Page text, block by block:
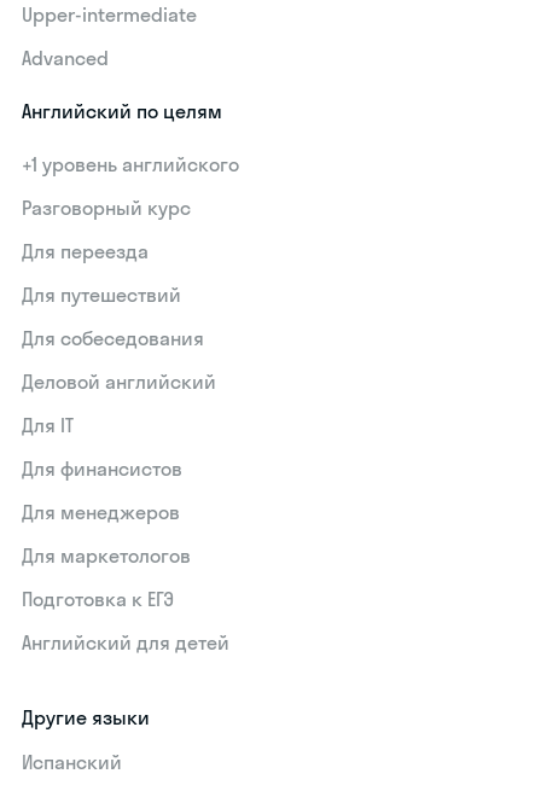
Upper-intermediate
Advanced
Английский по целям
+1 уровень английского
Разговорный курс
Для переезда
Для путешествий
Для собеседования
Деловой английский
Для IT
Для финансистов
Для менеджеров
Для маркетологов
Подготовка к ЕГЭ
Английский для детей
Другие языки
Испанский